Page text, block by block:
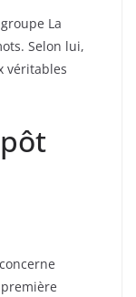
La
Selon lui,
véritables